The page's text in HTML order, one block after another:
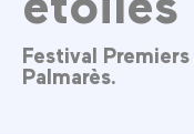
Festival
Palmarès.